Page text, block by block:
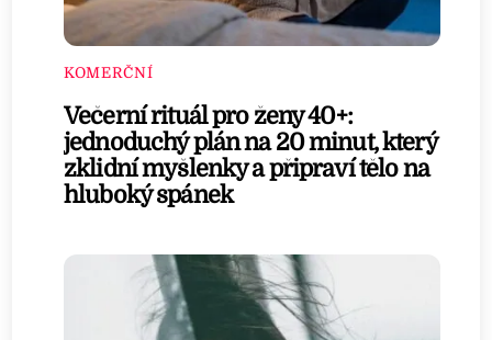
KOMERČNÍ
Večerní rituál pro ženy 40+:
jednoduchý plán na 20 minut, který
zklidní myšlenky a připraví tělo na
hluboký spánek